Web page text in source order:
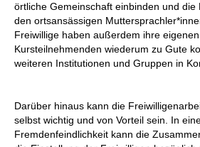
örtliche Gemeinschaft einbinden und die
den ortsansässigen
Freiwillige haben außerdem ihre
Kursteilnehmenden wiederum zu Gute
weiteren Institutionen und Gruppen in
Darüber hinaus kann die
selbst wichtig und von Vorteil sein. In
Fremdenfeindlichkeit kann die